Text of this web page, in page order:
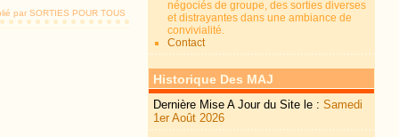
par SORTIES POUR TOUS
négociés de groupe, des sorties diverses
et distrayantes dans une ambiance de
convivialité.
Contact
Historique Des MAJ
Dernière Mise A Jour du Site le :Samedi
1er Août 2026